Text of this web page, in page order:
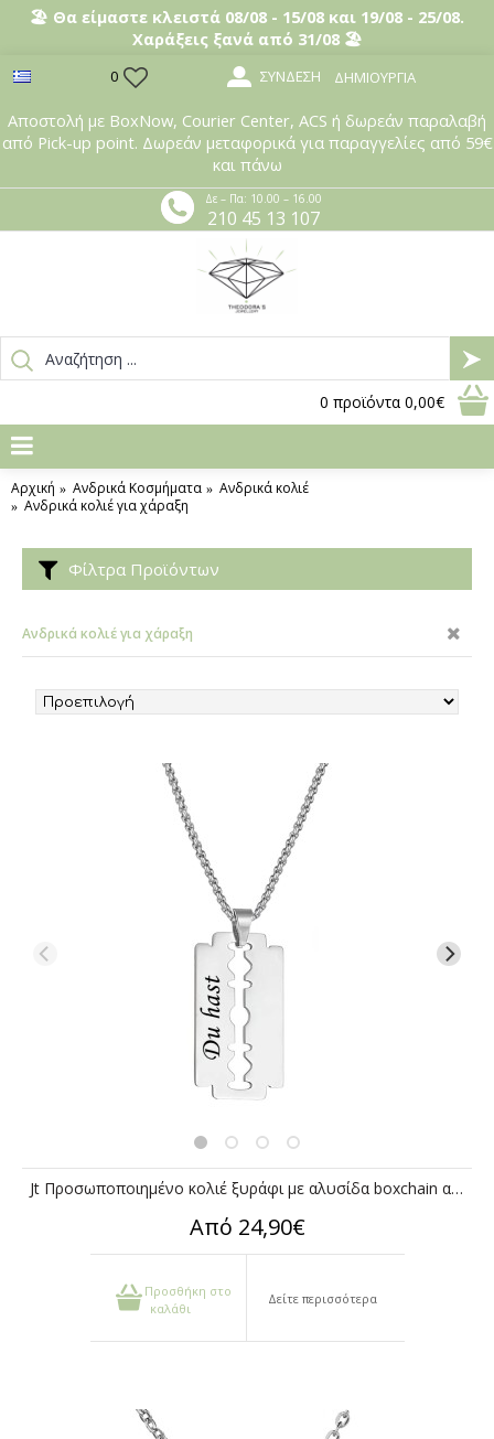
🏖️ Θα είμαστε κλειστά 08/08 - 15/08 και 19/08 - 25/08.
Χαράξεις ξανά από 31/08 🏖️
0 ΣΎΝΔΕΣΗ ΔΗΜΙΟΥΡΓΊΑ
Αποστολή με BoxNow, Courier Center, ACS ή δωρεάν παραλαβή
από Pick-up point. Δωρεάν μεταφορικά για παραγγελίες από 59€
και πάνω
Δε – Πα: 10.00 – 16.00
210 45 13 107
0 προϊόντα 0,00€
Αρχική Ανδρικά Κοσμήματα
Ανδρικά κολιέ
Ανδρικά κολιέ για χάραξη
Φίλτρα Προϊόντων
Ανδρικά κολιέ για χάραξη
Jt Προσωποποιημένο κολιέ ξυράφι με αλυσίδα boxchain ατσάλι
Από 24,90€
Προσθήκη στο
καλάθι
Δείτε περισσότερα